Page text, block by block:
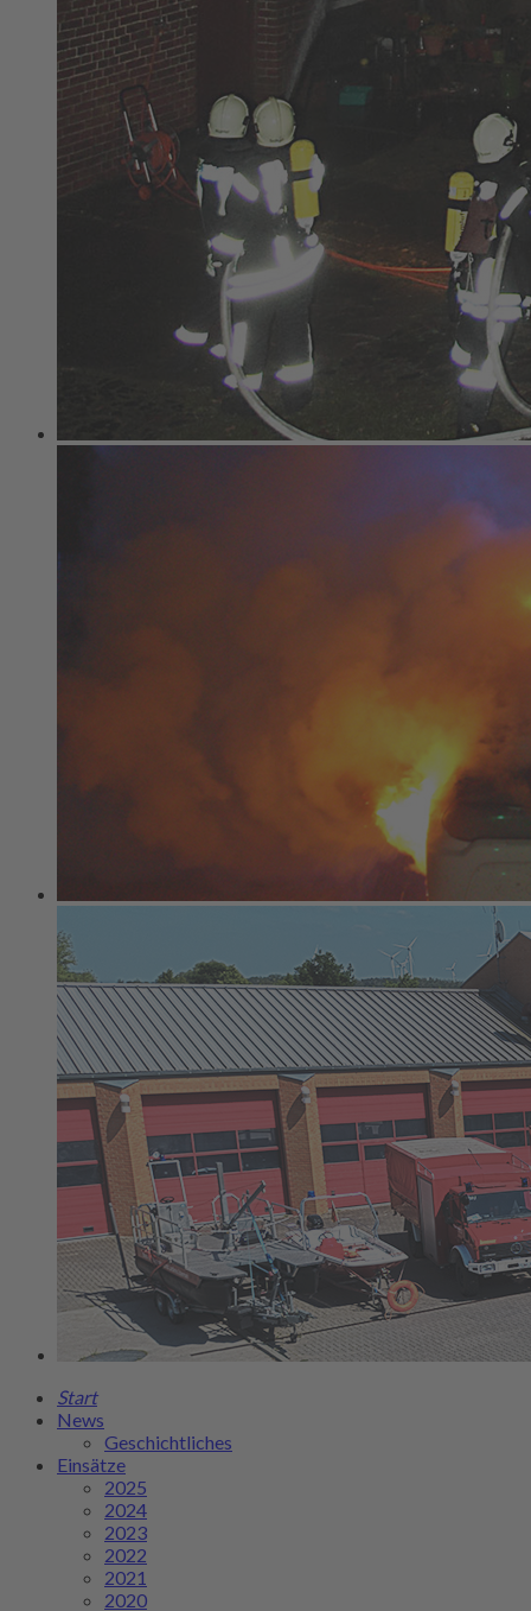
Start
News
Geschichtliches
Einsätze
2025
2024
2023
2022
2021
2020